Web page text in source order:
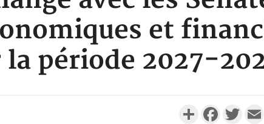
et
la période 2027-
PartagerFacebook